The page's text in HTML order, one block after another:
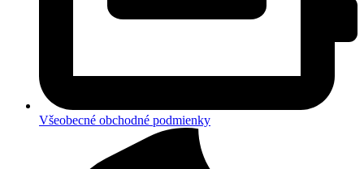
Všeobecné obchodné podmienky